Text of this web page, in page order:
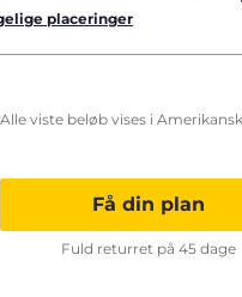
placeringer
viste beløb vises i
Få din plan
Fuld returret på 45 dage